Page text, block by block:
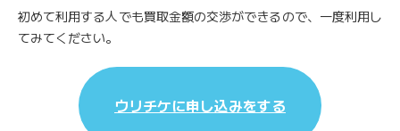
初めて利用する人でも買取金額の交渉ができるので、一度利用し
てみてください。
ウリチケに申し込みをする